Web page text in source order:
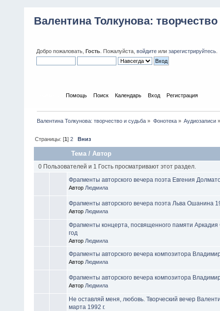
Валентина Толкунова:
Добро пожаловать, Гость . Пожалуйста, войдите или зарегистрируйтесь
Помощь Поиск Календарь Вход Регистрация
Валентина Толкунова: творчество и судьба » Фонотека» Аудиозаписи»
Страницы: [1]2 Вниз
Тема / Автор
0 Пользователей и 1 Гость просматривают этот раздел.
Фрагменты авторского вечера поэта Евгения
Автор Людмила
Фрагменты авторского вечера поэта Льва Ошанина
Автор Людмила
Фрагменты концерта, посвященного памяти Аркадия
год
Автор Людмила
Фрагменты авторского вечера композитора
Автор Людмила
Фрагменты авторского вечера композитора
Автор Людмила
Не оставляй меня, любовь. Творческий вечер
марта 1992 г.